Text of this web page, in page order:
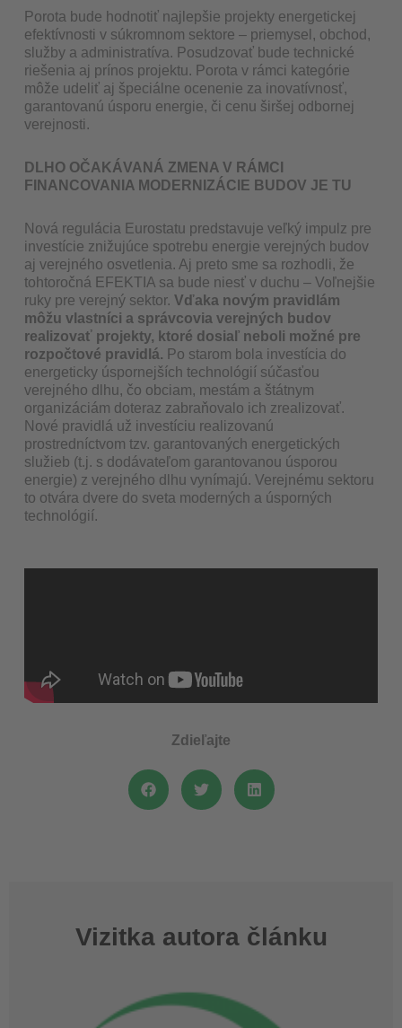
Porota bude hodnotiť najlepšie projekty energetickej
efektívnosti v súkromnom sektore – priemysel, obchod,
služby a administratíva. Posudzovať bude technické
riešenia aj prínos projektu. Porota v rámci kategórie
môže udeliť aj špeciálne ocenenie za inovatívnosť,
garantovanú úsporu energie, či cenu širšej odbornej
verejnosti.
DLHO OČAKÁVANÁ ZMENA V RÁMCI
FINANCOVANIA MODERNIZÁCIE BUDOV JE TU
Nová regulácia Eurostatu predstavuje veľký impulz pre
investície znižujúce spotrebu energie verejných budov
aj verejného osvetlenia. Aj preto sme sa rozhodli, že
tohtoročná EFEKTIA sa bude niesť v duchu – Voľnejšie
ruky pre verejný sektor.Vďaka novým pravidlám
môžu vlastníci a správcovia verejných budov
realizovať projekty, ktoré dosiaľ neboli možné pre
rozpočtové pravidlá. Po starom bola investícia do
energeticky úspornejších technológií súčasťou
verejného dlhu, čo obciam, mestám a štátnym
organizáciám doteraz zabraňovalo ich zrealizovať.
Nové pravidlá už investíciu realizovanú
prostredníctvom tzv. garantovaných energetických
služieb (t.j. s dodávateľom garantovanou úsporou
energie) z verejného dlhu vynímajú. Verejnému sektoru
to otvára dvere do sveta moderných a úsporných
technológií.
Zdieľajte
Vizitka autora článku